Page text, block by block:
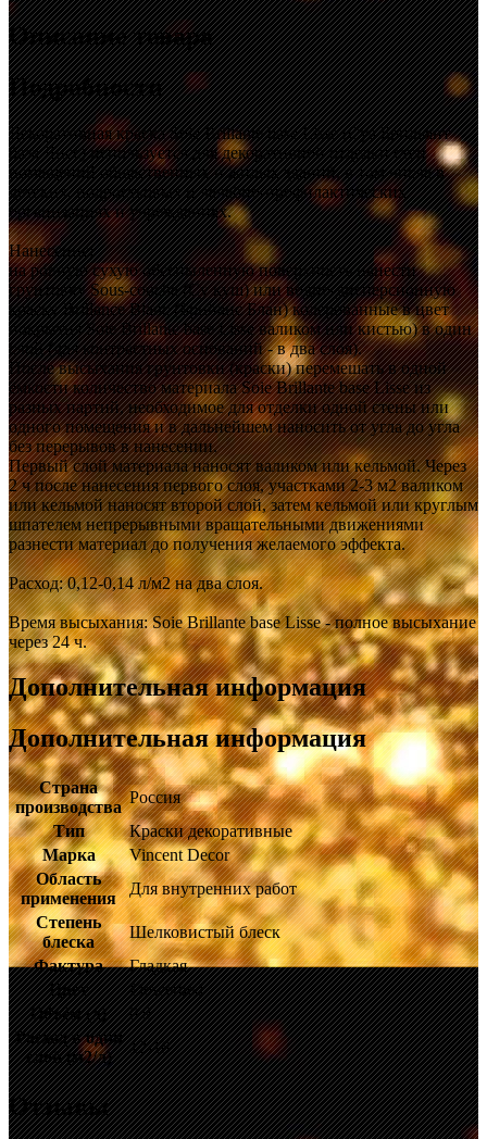
Описание товара
Подробности
Декоративная краска Soie Brillante base Lisse (Суа Брильянт
база Лисс) используется для декоративной отделки стен
помещений общественных и жилых зданий, в том числе в
детских, подростковых и лечебно-профилактических
организациях и учреждениях.
Нанесение:
на ровную сухую обеспыленную поверхность нанести
грунтовку Sous-couche (Су куш) или водно-дисперсионную
краску Brillance Blanc (Брийанс Блан) колерованные в цвет
покрытия Soie Brillante base Lisse валиком или кистью) в один
слой (для контрастных оснований - в два слоя).
После высыхания грунтовки (краски) перемешать в одной
ёмкости количество материала Soie Brillante base Lisse из
разных партий, необходимое для отделки одной стены или
одного помещения и в дальнейшем наносить от угла до угла
без перерывов в нанесении.
Первый слой материала наносят валиком или кельмой. Через
2 ч после нанесения первого слоя, участками 2-3 м2 валиком
или кельмой наносят второй слой, затем кельмой или круглым
шпателем непрерывными вращательными движениями
разнести материал до получения желаемого эффекта.
Расход: 0,12-0,14 л/м2 на два слоя.
Время высыхания: Soie Brillante base Lisse - полное высыхание
через 24 ч.
Дополнительная информация
Дополнительная информация
Страна
производства
Россия
Тип
Краски декоративные
Марка
Vincent Decor
Область
применения
Для внутренних работ
Степень
блеска
Шелковистый блеск
Фактура
Гладкая
Цвет
Flowerbed
Объём (л)
0.9
Расход в один
слой (м2/л)
12-16
Отзывы